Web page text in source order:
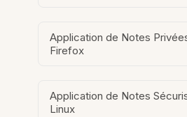
Application de Notes
Firefox
Application de Notes
Linux